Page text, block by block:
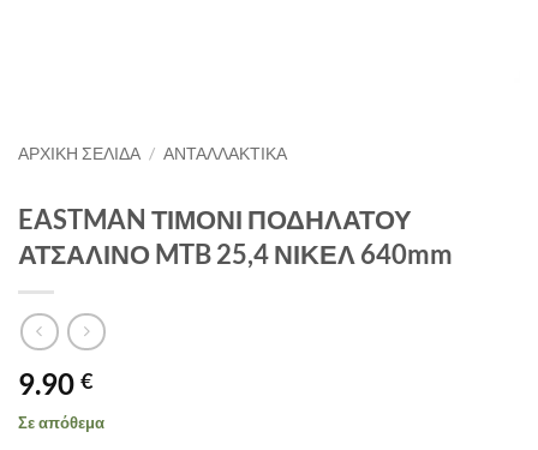
ΑΡΧΙΚΉ ΣΕΛΊΔΑ / ΑΝΤΑΛΛΑΚΤΙΚΑ
EASTMAN ΤΙΜΟΝΙ ΠΟΔΗΛΑΤΟΥ
ΑΤΣΑΛΙΝΟ MTB 25,4 ΝΙΚΕΛ 640mm
9.90 €
Σε απόθεμα